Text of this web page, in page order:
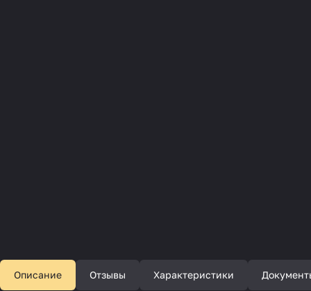
Описание Отзывы Характеристики